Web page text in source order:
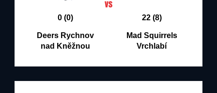
0 (0)
Deers Rychnov
nad Kněžnou
22 (8)
Mad Squirrels
Vrchlabí